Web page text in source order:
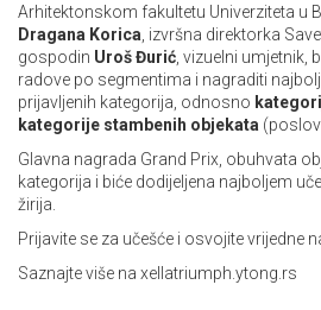
Arhitektonskom fakultetu Univerziteta u
Dragana Korica , izvršna direktorka
gospodin Uroš Đurić , vizuelni umjetnik,
radove po segmentima i nagraditi
prijavljenih kategorija, odnosno
kategorije stambenih objekata
Glavna nagrada Grand Prix, obuhvata
kategorija i biće dodijeljena najboljem
žirija.
Prijavite se za učešće i osvojite vrijedne
Saznajte više na xellatriumph.ytong.rs